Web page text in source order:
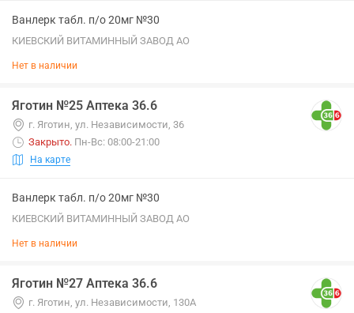
Ванлерк табл. п/о 20мг №30
КИЕВСКИЙ ВИТАМИННЫЙ ЗАВОД АО
Нет в наличии
Яготин №25 Аптека 36.6
г. Яготин, ул. Независимости, 36
Закрыто. Пн-Вс: 08:00-21:00
На карте
Ванлерк табл. п/о 20мг №30
КИЕВСКИЙ ВИТАМИННЫЙ ЗАВОД АО
Нет в наличии
Яготин №27 Аптека 36.6
г. Яготин, ул. Независимости, 130А